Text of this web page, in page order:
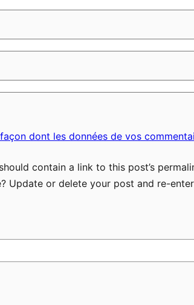
dont les données de vos
contain a link to this post’s
or delete your post and re-enter